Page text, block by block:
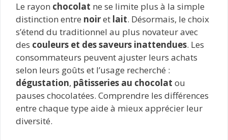
Le rayon chocolat ne se limite plus à la simple
distinction entre noiret lait. Désormais, le choix
s’étend du traditionnel au plus novateur avec
des couleurs et des saveurs inattendues. Les
consommateurs peuvent ajuster leurs achats
selon leurs goûts et l’usage recherché :
dégustation, pâtisseries au chocolat ou
pauses chocolatées. Comprendre les différences
entre chaque type aide à mieux apprécier leur
diversité.